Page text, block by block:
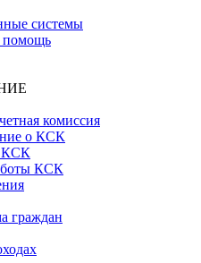
системы
помощь
комиссия
о КСК
КСК
КСК
граждан